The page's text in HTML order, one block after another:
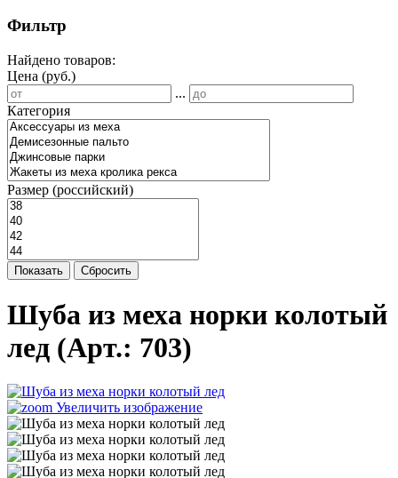
Фильтр
Найдено товаров:
Цена (руб.)
...
Категория
Размер (российский)
Показать Сбросить
Шуба из меха норки колотый
лед (Арт.: 703)
Увеличить изображение